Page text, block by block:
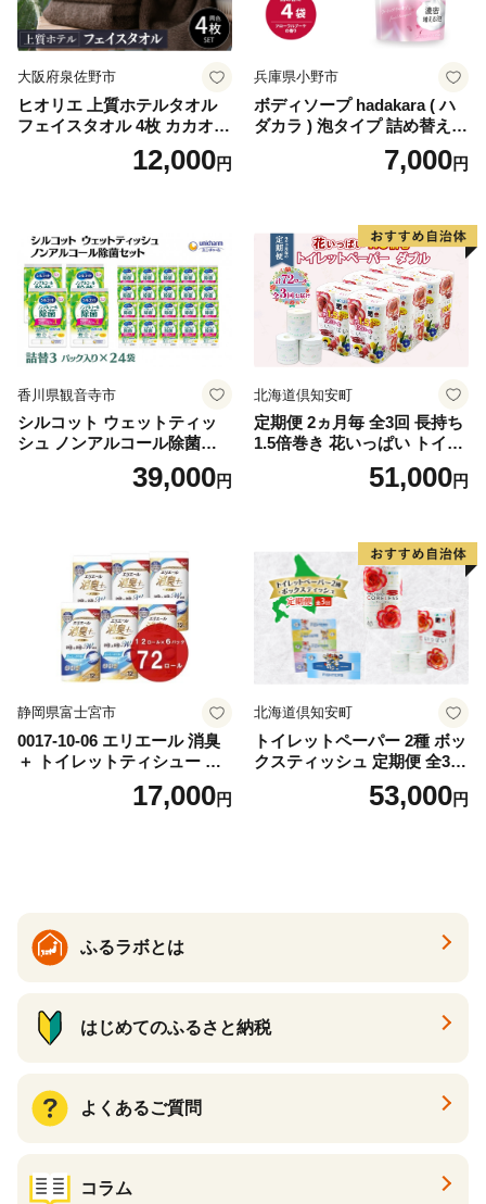
-1]
大阪府泉佐野市
ヒオリエ 上質ホテルタオル
フェイスタオル 4枚 カカオ
【タオル 泉州タオル 吸水 普
段使い 無地 シンプル 日用品
12,000円
兵庫県小野市
ボディソープ hadakara ( ハ
ダカラ ) 泡タイプ 詰め替え 4
40ml×4袋 ボディーソープ 泡
ボディソープ 泡 日用品 消耗
泡石鹸 石鹸 兵庫 兵庫県 小野
7,000円
香川県観音寺市
シルコット ウェットティッ
シュ ノンアルコール除菌詰
替（43枚×3P）×24袋 日用品
おもちゃ 拭き取り 手拭き 外
39,000円
北海道倶知安町
定期便 2ヵ月毎 全3回 長持ち
1.5倍巻き 花いっぱい トイレ
ットペーパー ダブル 45ｍ 計
72ロール 全18種 花柄 プリン
ー 消耗品 備蓄 送料無料 北海
道 倶知安町 日用品
51,000円
静岡県富士宮市
0017-10-06 エリエール 消臭
＋ トイレットティシュー し
っかり香るフレッシュクリア
の香り ダブル 12ロール×6パ
17,000円
北海道倶知安町
トイレットペーパー 2種 ボッ
クスティッシュ 定期便 全3
回 日本製 まとめ買い 防災
常備品 日用雑貨 消耗品 生活
53,000円
ふるラボとは
はじめてのふるさと納税
よくあるご質問
コラム